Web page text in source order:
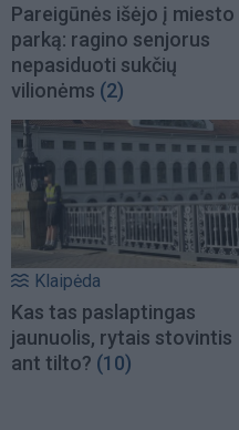
Pareigūnės išėjo į miesto
parką: ragino senjorus
nepasiduoti sukčių
vilionėms (2)
Klaipėda
Kas tas paslaptingas
jaunuolis, rytais stovintis
ant tilto? (10)